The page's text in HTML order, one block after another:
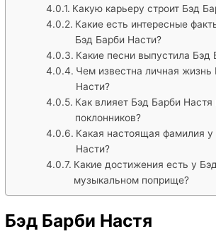
Какую карьеру строит Бэд
Какие есть интересные
Бэд Барби Насти?
Какие песни выпустила Бэд
Чем известна личная жизнь
Насти?
Как влияет Бэд Барби Настя
поклонников?
Какая настоящая фамилия у
Насти?
Какие достижения есть у
музыкальном поприще?
Бэд Барби Настя